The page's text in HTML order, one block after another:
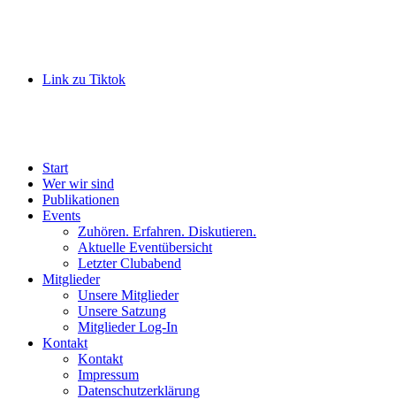
Link zu Tiktok
Start
Wer wir sind
Publikationen
Events
Zuhören. Erfahren. Diskutieren.
Aktuelle Eventübersicht
Letzter Clubabend
Mitglieder
Unsere Mitglieder
Unsere Satzung
Mitglieder Log-In
Kontakt
Kontakt
Impressum
Datenschutzerklärung